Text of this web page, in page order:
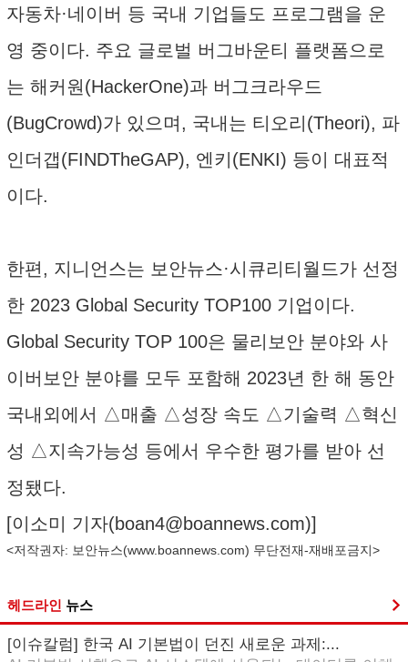
자동차·네이버 등 국내 기업들도 프로그램을 운
영 중이다. 주요 글로벌 버그바운티 플랫폼으로
는 해커원(HackerOne)과 버그크라우드
(BugCrowd)가 있으며, 국내는 티오리(Theori), 파
인더갭(FINDTheGAP), 엔키(ENKI) 등이 대표적
이다.
한편, 지니언스는 보안뉴스·시큐리티월드가 선정
한 2023 Global Security TOP100 기업이다.
Global Security TOP 100은 물리보안 분야와 사
이버보안 분야를 모두 포함해 2023년 한 해 동안
국내외에서 △매출 △성장 속도 △기술력 △혁신
성 △지속가능성 등에서 우수한 평가를 받아 선
정됐다.
[이소미 기자(boan4@boannews.com)]
<저작권자: 보안뉴스(www.boannews.com) 무단전재-재배포금지>
헤드라인 뉴스
[이슈칼럼] 한국 AI 기본법이 던진 새로운 과제:...